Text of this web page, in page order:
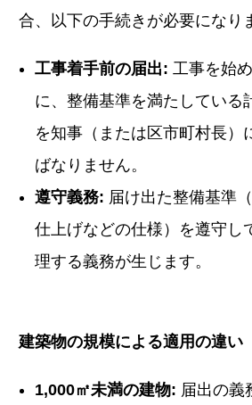
合、以下の手続きが必要になり
工事着手前の届出:工事を始
に、整備基準を満たしている
を知事（または区市町村長）
ばなりません。
遵守義務: 届け出た整備基準
仕上げなどの仕様）を遵守し
理する義務が生じます。
建築物の規模による適用の違い
1,000㎡未満の建物: 届出の義